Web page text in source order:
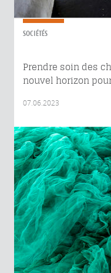
SOCIÉTÉS
Prendre soin des
nouvel horizon
07.06.2023